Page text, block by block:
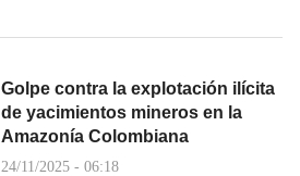
Golpe contra la explotación ilícita
de yacimientos mineros en la
Amazonía Colombiana
24/11/2025 - 06:18